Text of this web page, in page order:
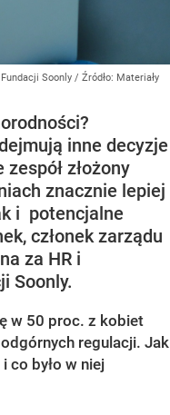
Soonly / Źródło: Materiały
inne decyzje
złożony
znacznie lepiej
i potencjalne
członek zarządu
za HR i
Soonly.
w 50 proc. z kobiet
regulacji. Jak
co było w niej